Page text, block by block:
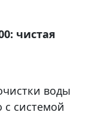
чистая
воды
системой